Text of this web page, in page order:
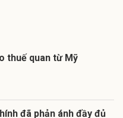
thuế quan từ Mỹ
đã phản ánh đầy đủ